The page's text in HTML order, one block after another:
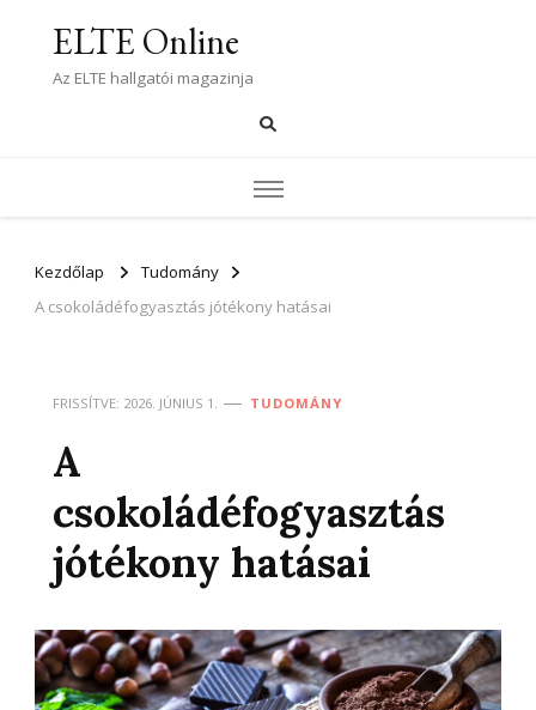
ELTE Online
Az ELTE hallgatói magazinja
Kezdőlap
Tudomány
A csokoládéfogyasztás jótékony hatásai
FRISSÍTVE: 2026. JÚNIUS 1. TUDOMÁNY
A
csokoládéfogyasztás
jótékony hatásai